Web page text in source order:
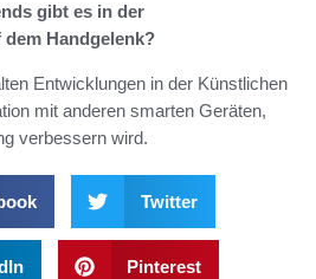
gibt es in der
Handgelenk?
Entwicklungen in der Künstlichen
mit anderen smarten Geräten,
verbessern wird.
Twitter
Pinterest